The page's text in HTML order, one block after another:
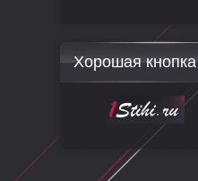
Хорошая кнопка